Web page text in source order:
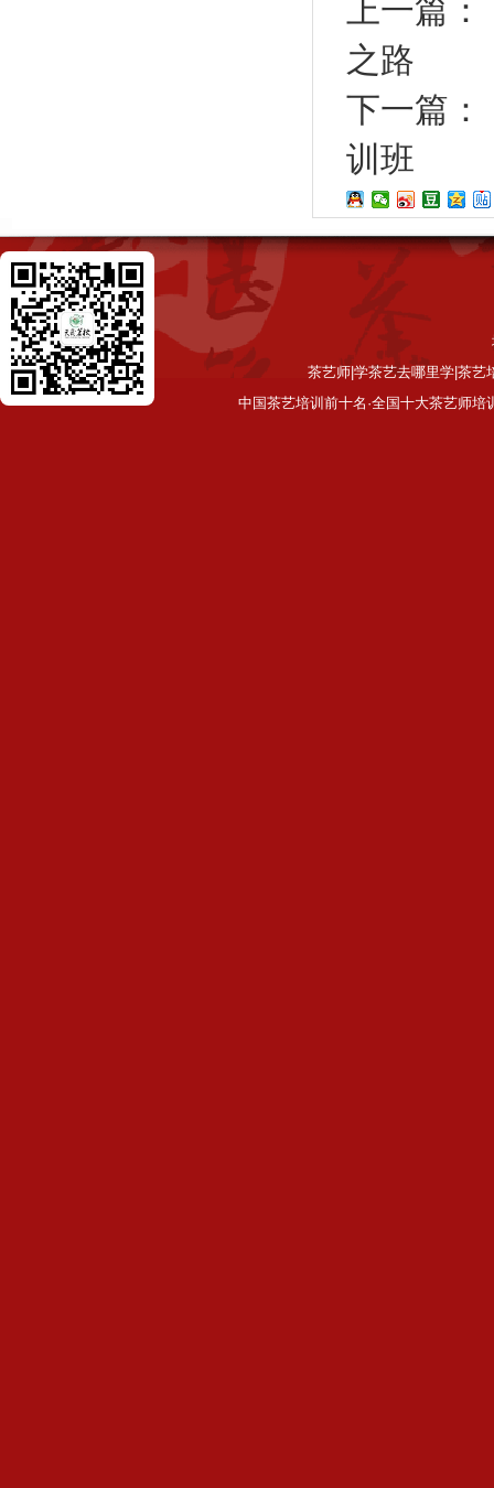
上一篇：
之路
下一篇：
训班
茶艺师|学茶艺去哪里学|茶艺
中国茶艺培训前十名·全国十大茶艺师培